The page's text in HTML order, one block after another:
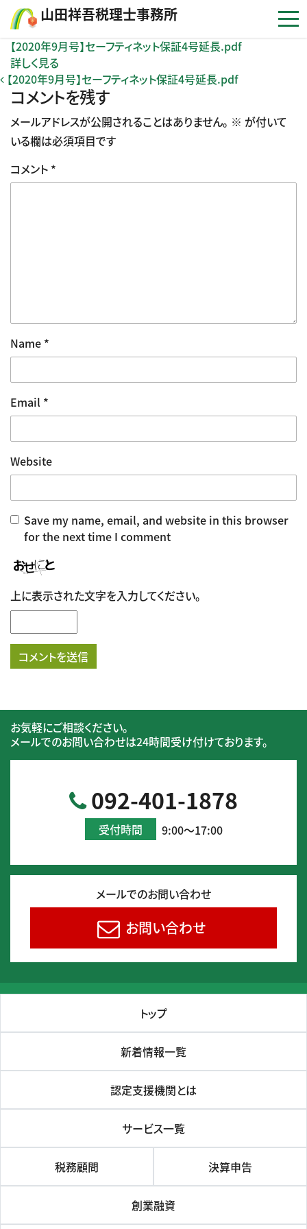
コンテンツへスキップ
⼭⽥祥吾税理⼠事務所
【2020年9月号】セーフティネット保証4号延長.pdf
詳しく見る
投稿ナビゲーション
【2020年9月号】セーフティネット保証4号延長.pdf
コメントを残す
メールアドレスが公開されることはありません。 ※ が付いて
いる欄は必須項目です
コメント *
Name *
Email *
Website
Save my name, email, and website in this browser
for the next time I comment
上に表示された文字を入力してください。
お気軽にご相談ください。
メールでのお問い合わせは24時間受け付けております。
092-401-1878
受付時間 9:00～17:00
メールでのお問い合わせ
お問い合わせ
トップ
新着情報一覧
認定支援機関とは
サービス一覧
税務顧問 決算申告
創業融資